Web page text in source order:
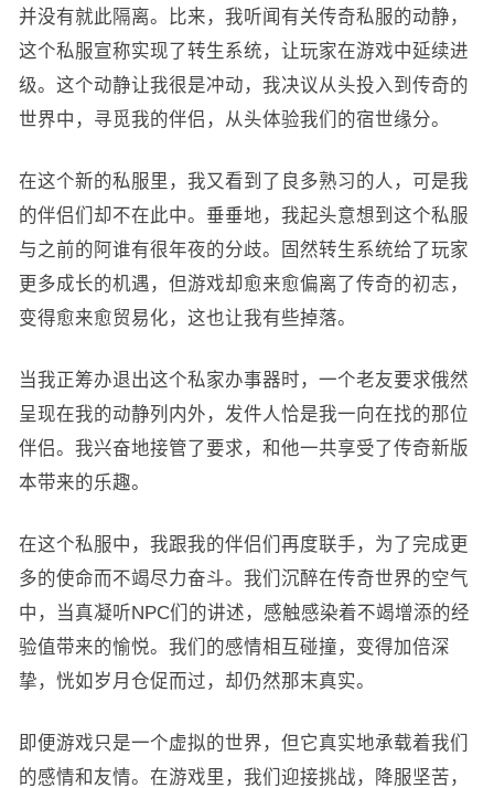
并没有就此隔离。比来，我听闻有关传奇私服的动静，
这个私服宣称实现了转生系统，让玩家在游戏中延续进
级。这个动静让我很是冲动，我决议从头投入到传奇的
世界中，寻觅我的伴侣，从头体验我们的宿世缘分。
在这个新的私服里，我又看到了良多熟习的人，可是我
的伴侣们却不在此中。垂垂地，我起头意想到这个私服
与之前的阿谁有很年夜的分歧。固然转生系统给了玩家
更多成长的机遇，但游戏却愈来愈偏离了传奇的初志，
变得愈来愈贸易化，这也让我有些掉落。
当我正筹办退出这个私家办事器时，一个老友要求俄然
呈现在我的动静列内外，发件人恰是我一向在找的那位
伴侣。我兴奋地接管了要求，和他一共享受了传奇新版
本带来的乐趣。
在这个私服中，我跟我的伴侣们再度联手，为了完成更
多的使命而不竭尽力奋斗。我们沉醉在传奇世界的空气
中，当真凝听NPC们的讲述，感触感染着不竭增添的经
验值带来的愉悦。我们的感情相互碰撞，变得加倍深
挚，恍如岁月仓促而过，却仍然那末真实。
即便游戏只是一个虚拟的世界，但它真实地承载着我们
的感情和友情。在游戏里，我们迎接挑战，降服坚苦，